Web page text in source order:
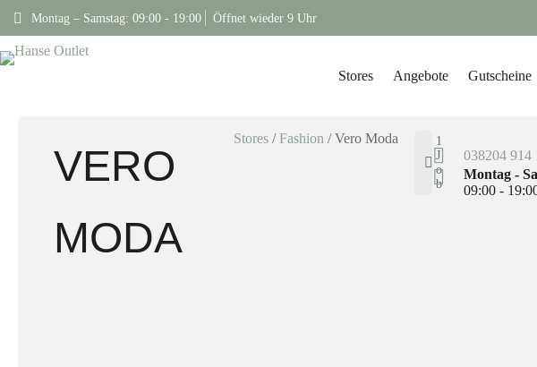
Montag – Samstag: 09:00 - 19:00 Öffnet wieder 9 Uhr
Stores Angebote Gutscheine
VERO
MODA
Stores /Fashion /Vero Moda
1
J
o
b
038204 914
Montag -
09:00 -